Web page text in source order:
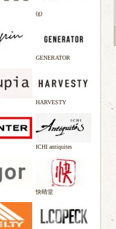
(g)
GENERATOR
HARVESTY
ICHI antiquites
快晴堂